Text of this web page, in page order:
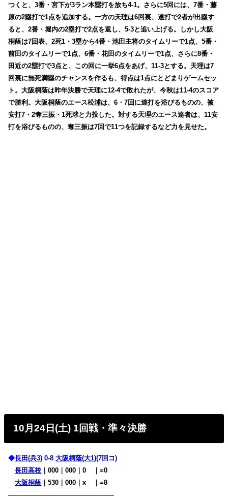
つくと、3番・宮下が3ラン本塁打を放ち4-1。さらに5回には、7番・藤
原の2塁打で1点を追加する。一方の天理は6回裏、連打で2者が出塁す
ると、2番・堀内の2塁打で2点を返し、5-3と追い上げる。しかし大阪
桐蔭は7回表、2死1・3塁から4番・池田主将のタイムリーで1点、5番・
前田のタイムリーで1点、6番・花田のタイムリーで1点、さらに8番・
田近の2塁打で3点と、この回に一挙6点をあげ、11-3とする。天理は7
回裏に無死満塁のチャンスを作るも、得点は1点にとどまりゲームセッ
ト。大阪桐蔭は昨年決勝で天理に12-4で敗れたが、今秋は11-4のスコア
で勝利。大阪桐蔭のエース松浦は、6・7回に連打を浴びるものの、被
安打7・2奪三振・1死球と力投した。対する天理のエース達者は、11安
打を浴びるものの、奪三振は7回で11つを記録するなど力を見せた。
10月24日(土) 1回戦・準々決勝
◆長田(兵3) 0-8大阪桐蔭(大1)(7回コ)
長田高校 ｜000｜000｜0
｜=0
大阪桐蔭 ｜530｜000｜x
｜=8
————————————————